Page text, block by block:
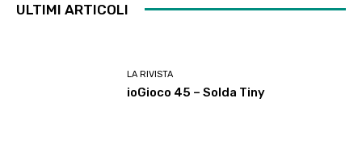
ULTIMI ARTICOLI
LA RIVISTA
ioGioco 45 – Solda Tiny